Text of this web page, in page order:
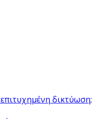
επιτυχημένη δικτύωση;